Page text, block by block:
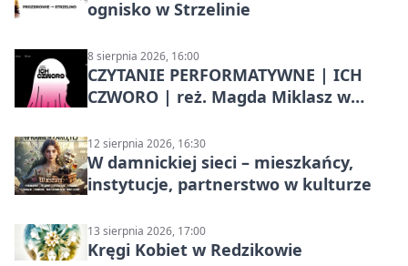
ognisko w Strzelinie
8 sierpnia 2026, 16:00
CZYTANIE PERFORMATYWNE | ICH
CZWORO | reż. Magda Miklasz w
12 sierpnia 2026, 16:30
W damnickiej sieci – mieszkańcy,
instytucje, partnerstwo w kulturze
13 sierpnia 2026, 17:00
Kręgi Kobiet w Redzikowie